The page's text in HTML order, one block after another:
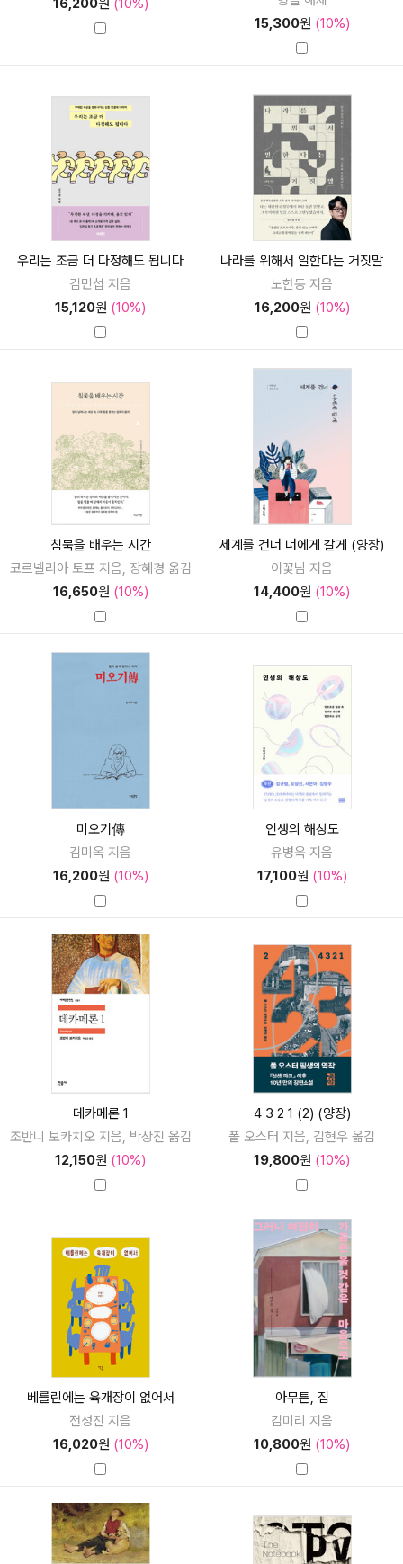
16,200원 (10%)
15,300원 (10%)
우리는 조금 더 다정해도 됩니다
김민섭 지음
15,120원 (10%)
나라를 위해서 일한다는 거짓말
노한동 지음
16,200원 (10%)
침묵을 배우는 시간
코르넬리아 토프 지음, 장혜경 옮김
16,650원 (10%)
세계를 건너 너에게 갈게 (양장)
이꽃님 지음
14,400원 (10%)
미오기傳
김미옥 지음
16,200원 (10%)
인생의 해상도
유병욱 지음
17,100원 (10%)
데카메론 1
조반니 보카치오 지음, 박상진 옮김
12,150원 (10%)
4 3 2 1 (2) (양장)
폴 오스터 지음, 김현우 옮김
19,800원 (10%)
베를린에는 육개장이 없어서
전성진 지음
16,020원 (10%)
아무튼, 집
김미리 지음
10,800원 (10%)